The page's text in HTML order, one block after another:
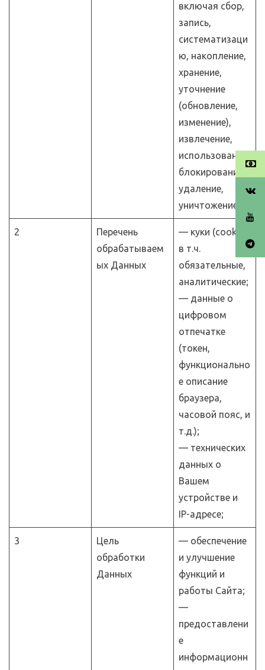
включая сбор,
запись,
систематизаци
ю, накопление,
хранение,
уточнение
(обновление,
изменение),
извлечение,
использование,
блокирование,
удаление,
уничтожение.
2
Перечень
обрабатываем
ых Данных
— куки (cookie)
в т.ч.
обязательные,
аналитические;
— данные о
цифровом
отпечатке
(токен,
функционально
е описание
браузера,
часовой пояс, и
т.д.);
— технических
данных о
Вашем
устройстве и
IP-адресе;
3
Цель
обработки
Данных
— обеспечение
и улучшение
функций и
работы Сайта;
—
предоставлени
е
информационн